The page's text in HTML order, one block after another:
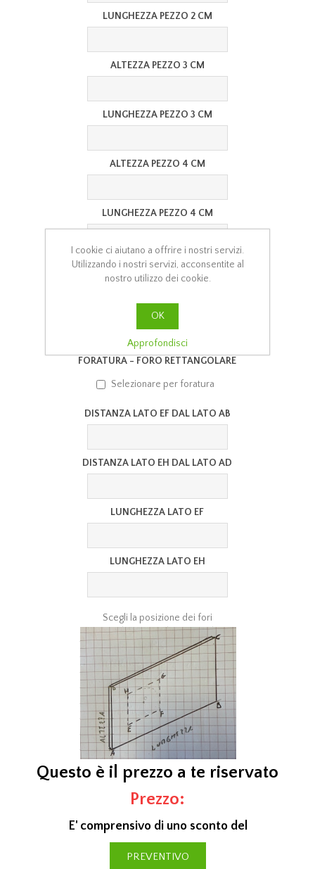
LUNGHEZZA PEZZO 2 CM
ALTEZZA PEZZO 3 CM
LUNGHEZZA PEZZO 3 CM
ALTEZZA PEZZO 4 CM
LUNGHEZZA PEZZO 4 CM
ALTEZZA PEZZO 5 CM
LUNGHEZZA PEZZO 5 CM
FORATURA - FORO RETTANGOLARE
Selezionare per foratura
DISTANZA LATO EF DAL LATO AB
DISTANZA LATO EH DAL LATO AD
LUNGHEZZA LATO EF
LUNGHEZZA LATO EH
Scegli la posizione dei fori
Questo è il prezzo a te riservato
Prezzo:
E' comprensivo di uno sconto del
PREVENTIVO
I cookie ci aiutano a offrire i nostri servizi.
Utilizzando i nostri servizi, acconsentite al
nostro utilizzo dei cookie.
OK
Approfondisci